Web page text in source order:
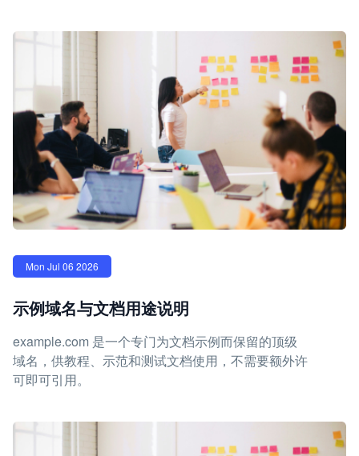
Mon Jul 06 2026
示例域名与文档用途说明
example.com 是一个专门为文档示例而保留的顶级
域名，供教程、示范和测试文档使用，不需要额外许
可即可引用。